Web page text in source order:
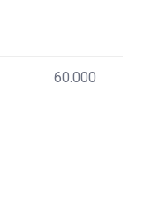
60.000